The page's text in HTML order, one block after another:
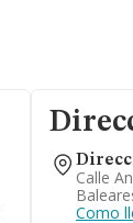
Calle
Como